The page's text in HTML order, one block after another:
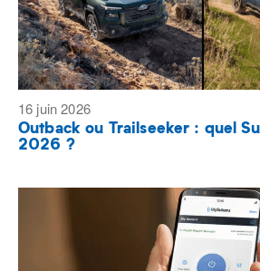
16 juin 2026
Outback ou Trailseeker : quel
2026 ?